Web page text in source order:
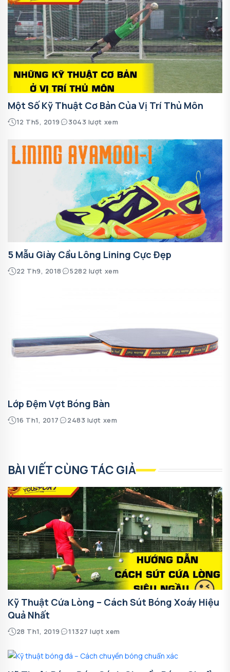
Một Số Kỹ Thuật Cơ Bản Của Vị Trí Thủ Môn
12 Th5, 2019 3043 lượt xem
5 Mẫu Giày Cầu Lông Lining Cực Đẹp
22 Th9, 2018 5282 lượt xem
Lớp Đệm Vợt Bóng Bàn
16 Th1, 2017 2483 lượt xem
BÀI VIẾT CÙNG TÁC GIẢ
Kỹ Thuật Cứa Lòng – Cách Sút Bóng Xoáy Hiệu
Quả Nhất
28 Th1, 2019 11327 lượt xem